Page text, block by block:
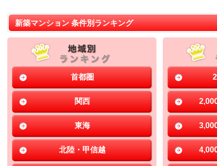
新築マンション 条件別ランキング
首都圏
関西
東海
北陸・甲信越